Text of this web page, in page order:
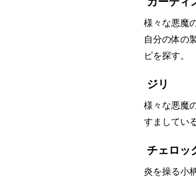
様々な悪魔
自分の体の
ピを探す。
ジリ
様々な悪魔
すましてい
チェロッ
炎を操る小